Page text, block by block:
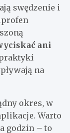
swędzenie i
ani
na
okres, w
Warto
godzin – to